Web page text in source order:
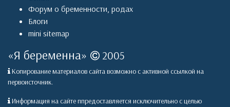
Форум о бременности, родах
Блоги
mini sitemap
«Я беременна» 2005
Копирование материалов сайта возможно с активной ссылкой на
первоисточник.
Информация на сайте ппредоставляется исключительно с целью